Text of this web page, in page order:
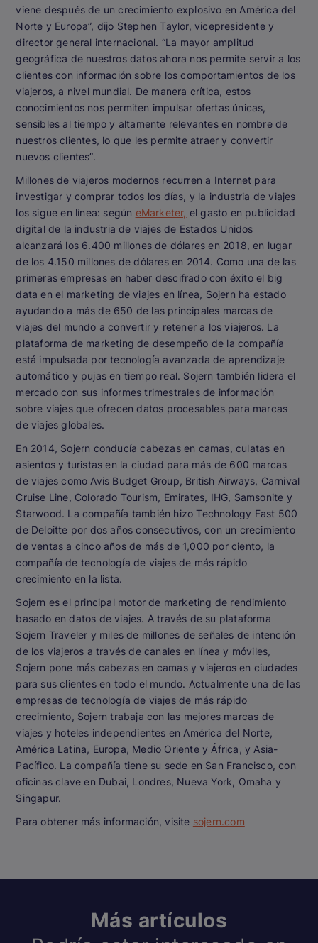
viene después de un crecimiento explosivo en América del
Norte y Europa”, dijo Stephen Taylor, vicepresidente y
director general internacional. “La mayor amplitud
geográfica de nuestros datos ahora nos permite servir a los
clientes con información sobre los comportamientos de los
viajeros, a nivel mundial. De manera crítica, estos
conocimientos nos permiten impulsar ofertas únicas,
sensibles al tiempo y altamente relevantes en nombre de
nuestros clientes, lo que les permite atraer y convertir
nuevos clientes”.
Millones de viajeros modernos recurren a Internet para
investigar y comprar todos los días, y la industria de viajes
los sigue en línea: según eMarketer, el gasto en publicidad
digital de la industria de viajes de Estados Unidos
alcanzará los 6.400 millones de dólares en 2018, en lugar
de los 4.150 millones de dólares en 2014. Como una de las
primeras empresas en haber descifrado con éxito el big
data en el marketing de viajes en línea, Sojern ha estado
ayudando a más de 650 de las principales marcas de
viajes del mundo a convertir y retener a los viajeros. La
plataforma de marketing de desempeño de la compañía
está impulsada por tecnología avanzada de aprendizaje
automático y pujas en tiempo real. Sojern también lidera el
mercado con sus informes trimestrales de información
sobre viajes que ofrecen datos procesables para marcas
de viajes globales.
En 2014, Sojern conducía cabezas en camas, culatas en
asientos y turistas en la ciudad para más de 600 marcas
de viajes como Avis Budget Group, British Airways, Carnival
Cruise Line, Colorado Tourism, Emirates, IHG, Samsonite y
Starwood. La compañía también hizo Technology Fast 500
de Deloitte por dos años consecutivos, con un crecimiento
de ventas a cinco años de más de 1,000 por ciento, la
compañía de tecnología de viajes de más rápido
crecimiento en la lista.
Sojern es el principal motor de marketing de rendimiento
basado en datos de viajes. A través de su plataforma
Sojern Traveler y miles de millones de señales de intención
de los viajeros a través de canales en línea y móviles,
Sojern pone más cabezas en camas y viajeros en ciudades
para sus clientes en todo el mundo. Actualmente una de las
empresas de tecnología de viajes de más rápido
crecimiento, Sojern trabaja con las mejores marcas de
viajes y hoteles independientes en América del Norte,
América Latina, Europa, Medio Oriente y África, y Asia-
Pacífico. La compañía tiene su sede en San Francisco, con
oficinas clave en Dubai, Londres, Nueva York, Omaha y
Singapur.
Para obtener más información, visite sojern.com
Más artículos